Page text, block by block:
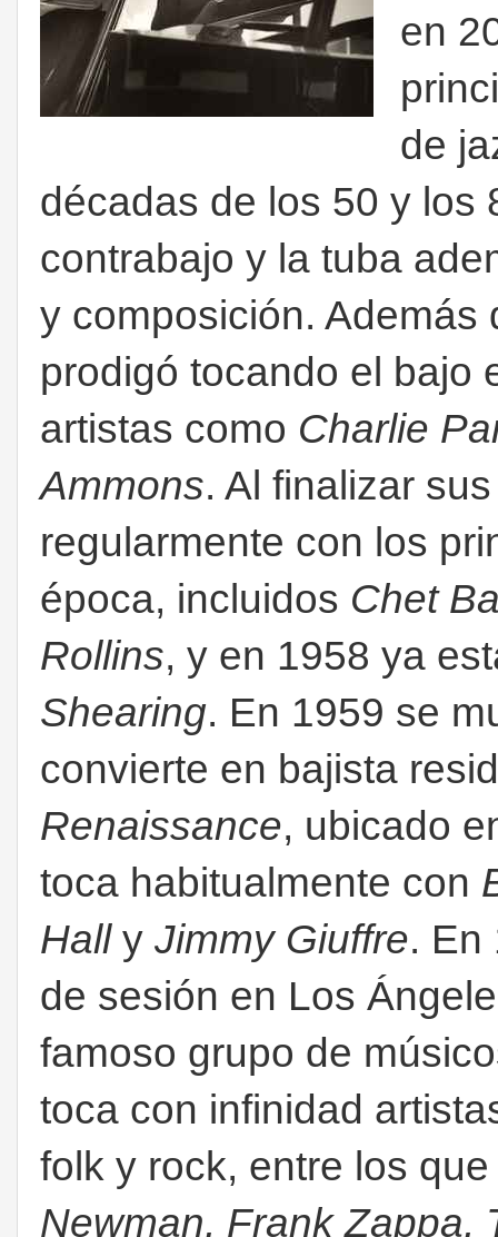
en
de
décadas de los 50 y los
contrabajo y la tuba
y composición. Además
prodigó tocando el bajo
artistas como Charlie
Ammons. Al finalizar
regularmente con los
época, incluidos Chet
Rollins, y en 1958 ya
Shearing. En 1959 se
convierte en bajista
Renaissance, ubicado
toca habitualmente con
Hally Jimmy Giuffre. En
de sesión en Los
famoso grupo de
toca con infinidad
folk y rock, entre los
Newman, Frank Zappa,